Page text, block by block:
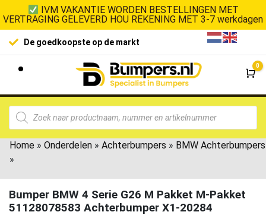
IVM VAKANTIE WORDEN BESTELLINGEN MET
VERTRAGING GELEVERD HOU REKENING MET 3-7 werkdagen
De goedkoopste op de markt
0
Home » Onderdelen » Achterbumpers » BMW Achterbumpers
»
Bumper BMW 4 Serie G26 M Pakket M-Pakket
51128078583 Achterbumper X1-20284